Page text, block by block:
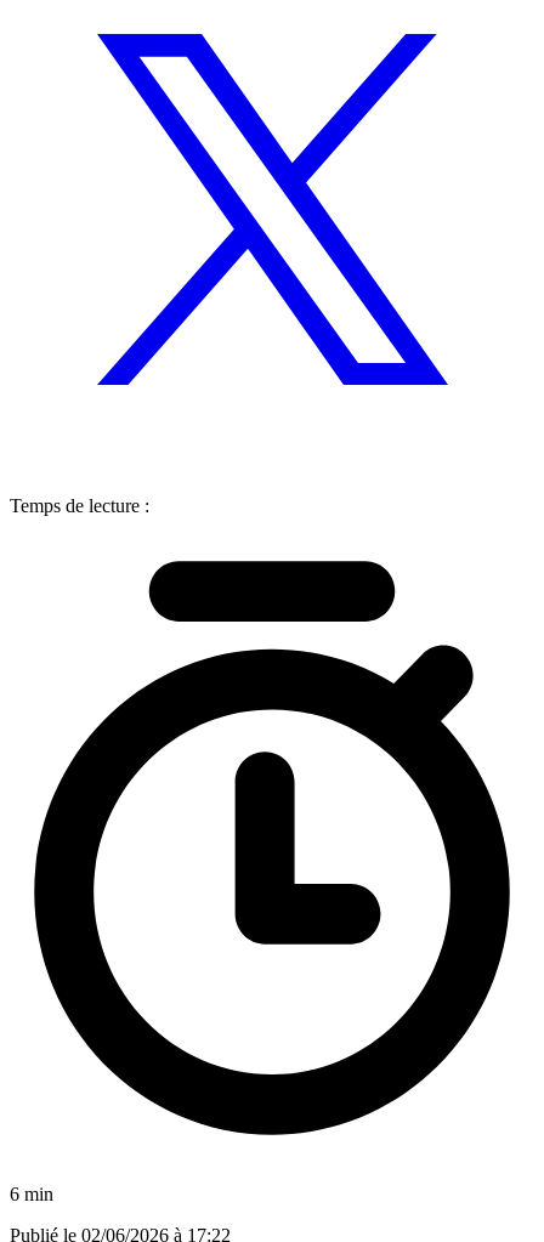
Temps de lecture :
6 min
Publié le 02/06/2026 à 17:22